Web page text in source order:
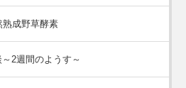
熟成野草酵素
2週間のようす～